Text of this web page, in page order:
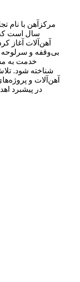
سال است
آهن‌آلات آغاز
بی‌وقفه و
خدمت به
شناخته شود.
آهن‌آلات و
در پیشبرد